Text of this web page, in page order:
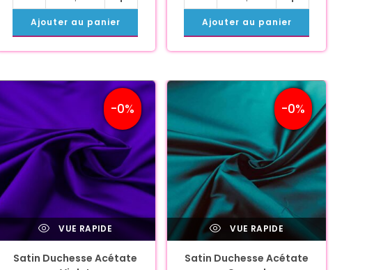
Ajouter au panier Ajouter au panier
-0%
VUE RAPIDE
Satin Duchesse Acétate
-0%
VUE RAPIDE
Satin Duchesse Acétate